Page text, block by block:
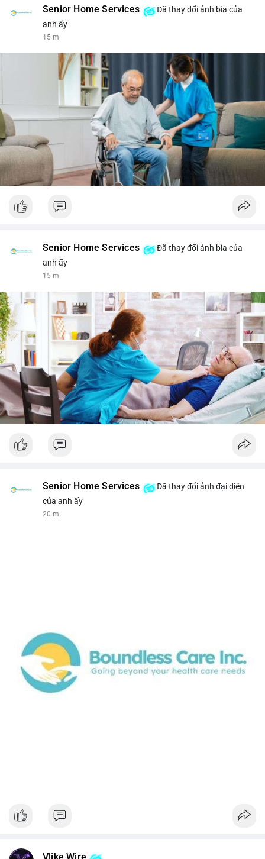
Senior Home Services
Đã thay đổi ảnh bìa của
anh ấy
15 m
Senior Home Services
Đã thay đổi ảnh bìa của
anh ấy
15 m
Senior Home Services
Đã thay đổi ảnh đại diện
của anh ấy
21 m